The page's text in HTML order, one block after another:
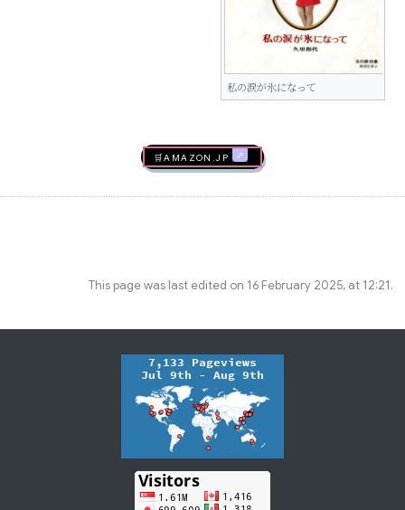
私の涙が氷になって
🛒AMAZON.jp
This page was last edited on 16 February 2025, at 12:21.